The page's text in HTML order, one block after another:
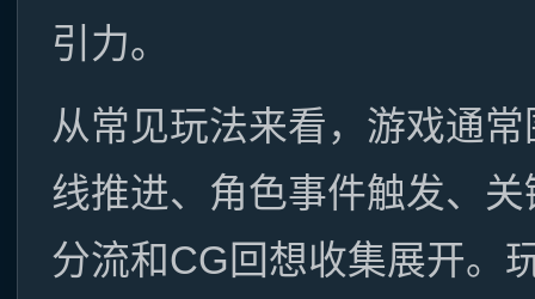
引力。
从常见玩法来看，游戏通
线推进、角色事件触发、
分流和CG回想收集展开。